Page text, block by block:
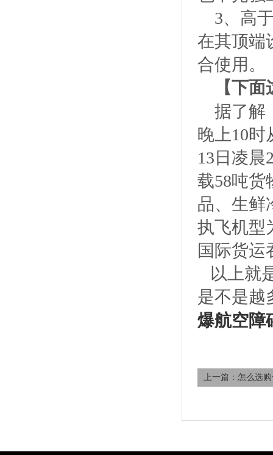
3、高
在其顶端
合使用。
【下
据了解
晚上10时
13日凌晨
载58吨货
品、生鲜
执飞机型
国际货运
以上就
是不是越
爆航空障
上一篇：怎么选